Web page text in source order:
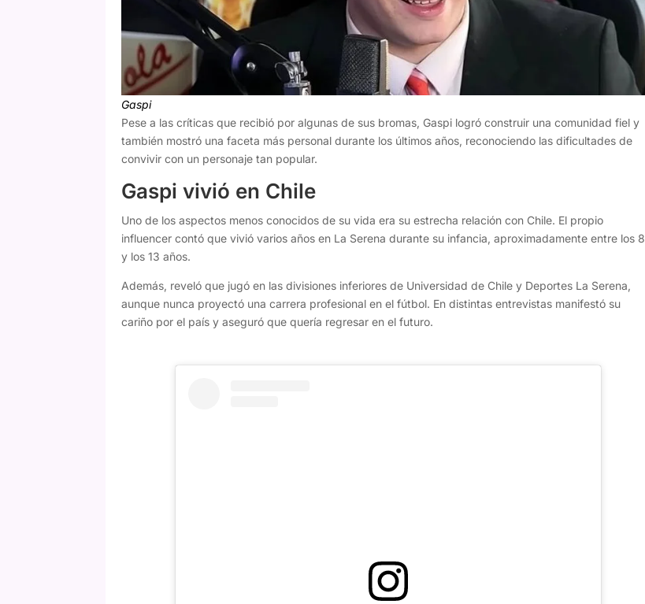
Gaspi
Pese a las críticas que recibió por algunas de sus bromas, Gaspi logró construir una comunidad fiel y
también mostró una faceta más personal durante los últimos años, reconociendo las dificultades de
convivir con un personaje tan popular.
Gaspi vivió en Chile
Uno de los aspectos menos conocidos de su vida era su estrecha relación con Chile. El propio
influencer contó que vivió varios años en La Serena durante su infancia, aproximadamente entre los 8
y los 13 años.
Además, reveló que jugó en las divisiones inferiores de Universidad de Chile y Deportes La Serena,
aunque nunca proyectó una carrera profesional en el fútbol. En distintas entrevistas manifestó su
cariño por el país y aseguró que quería regresar en el futuro.